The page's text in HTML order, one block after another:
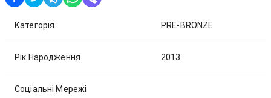
Категорія PRE-BRONZE
Рік Народження 2013
Соціальні Мережі